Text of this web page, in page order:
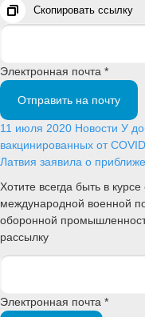
Скопировать ссылку
Электронная почта *
Отправить на почту
11 июля 2020 Новости У
вакцинированных от
Латвия заявила о
Хотите всегда быть в
международной военной
оборонной
рассылку
Электронная почта *